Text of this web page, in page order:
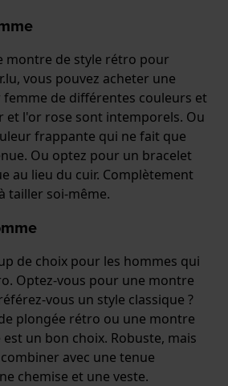
montre de style rétro pour
vous pouvez acheter une
de différentes couleurs et
et l'or rose sont intemporels. Ou
frappante qui ne fait que
Ou optez pour un bracelet
au lieu du cuir. Complètement
tailler soi-même.
de choix pour les hommes qui
Optez-vous pour une montre
vous un style classique ?
plongée rétro ou une montre
un bon choix. Robuste, mais
avec une tenue
chemise et une veste.